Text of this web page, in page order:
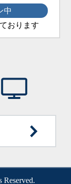
中
おります